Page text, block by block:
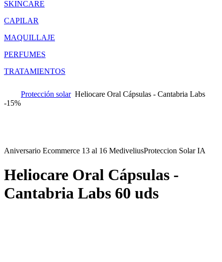
SKINCARE
CAPILAR
MAQUILLAJE
PERFUMES
TRATAMIENTOS
Protección solar Heliocare Oral Cápsulas - Cantabria Labs
-15%
Aniversario Ecommerce 13 al 16 MediveliusProteccion Solar IA
Heliocare Oral Cápsulas -
Cantabria Labs 60 uds